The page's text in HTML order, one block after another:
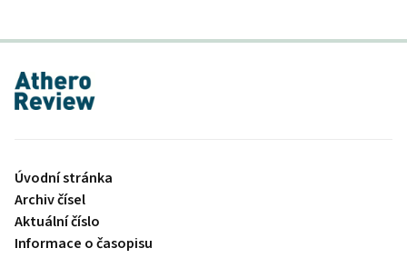
proLékaře.cz
Úvodní stránka
Archiv čísel
Aktuální číslo
Informace o časopisu